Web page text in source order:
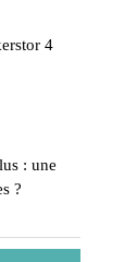
4
: une
?